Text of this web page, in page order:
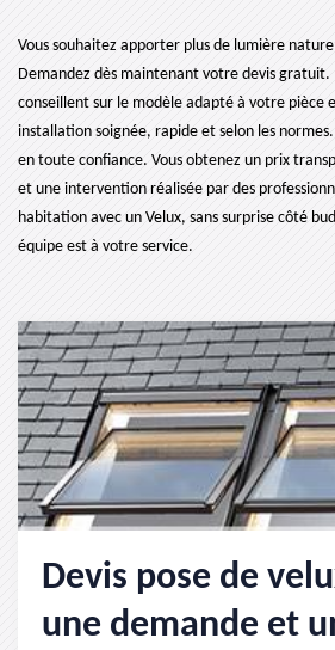
Vous souhaitez apporter plus de lumière
Demandez dès maintenant votre devis gratuit.
conseillent sur le modèle adapté à votre pièce
installation soignée, rapide et selon les
en toute confiance. Vous obtenez un prix
et une intervention réalisée par des
habitation avec un Velux, sans surprise côté
équipe est à votre service.
Devis pose de
une demande et